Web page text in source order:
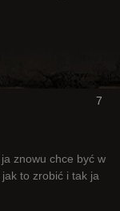
7
znowu chce być w
to zrobić i tak ja